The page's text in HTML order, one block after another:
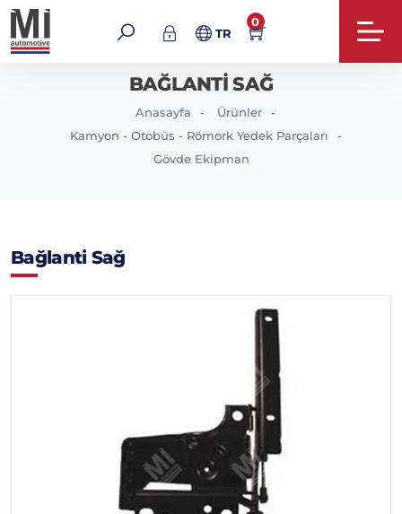
TR
0
BAĞLANTI SAĞ
Anasayfa
Ürünler
Kamyon - Otobüs - Römork Yedek Parçaları
Gövde Ekipman
Bağlanti Sağ